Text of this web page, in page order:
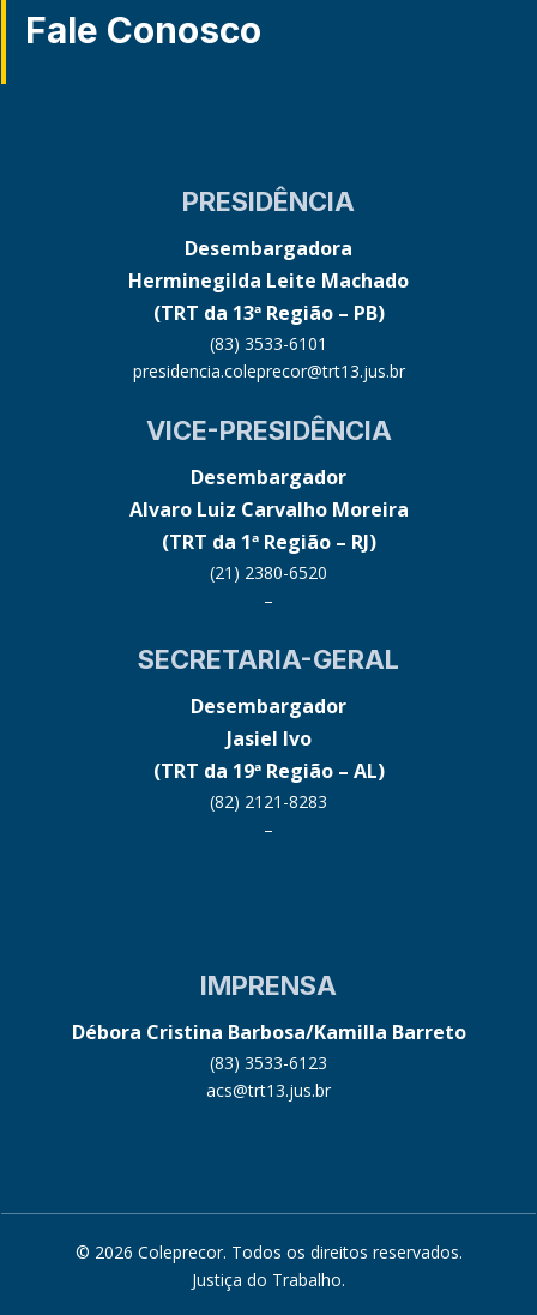
Fale Conosco
PRESIDÊNCIA
Desembargadora
Herminegilda Leite Machado
(TRT da 13ª Região – PB)
(83) 3533-6101
presidencia.coleprecor@trt13.jus.br
VICE-PRESIDÊNCIA
Desembargador
Alvaro Luiz Carvalho Moreira
(TRT da 1ª Região – RJ)
(21) 2380-6520
–
SECRETARIA-GERAL
Desembargador
Jasiel Ivo
(TRT da 19ª Região – AL)
(82) 2121-8283
–
IMPRENSA
Débora Cristina Barbosa/Kamilla Barreto
(83) 3533-6123
acs@trt13.jus.br
© 2026 Coleprecor. Todos os direitos reservados.
Justiça do Trabalho.